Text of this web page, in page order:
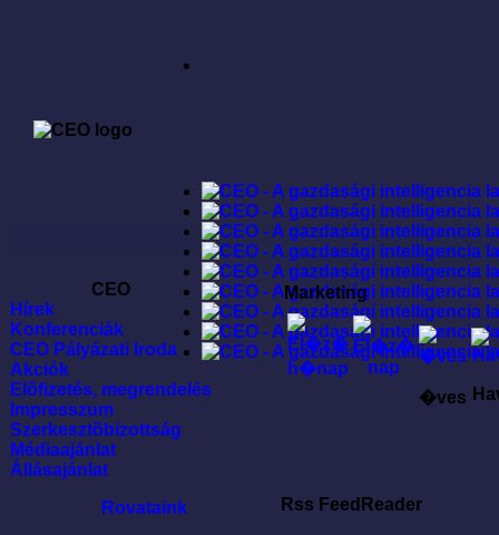
CEO
Hírek
Konferenciák
CEO Pályázati Iroda
Akciók
Elõfizetés, megrendelés
Impresszum
Szerkesztõbizottság
Médiaajánlat
Állásajánlat
Rovataink
Marketing
�ves
Rss FeedReader